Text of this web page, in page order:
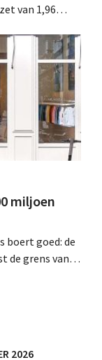
van 1,96
start
voor het
miljoen
boert goed: de
de grens van
2026